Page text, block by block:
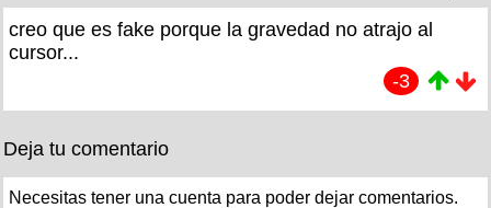
creo que es fake porque la gravedad no atrajo al
cursor...
-3
Deja tu comentario
Necesitas tener una cuenta para poder dejar comentarios.